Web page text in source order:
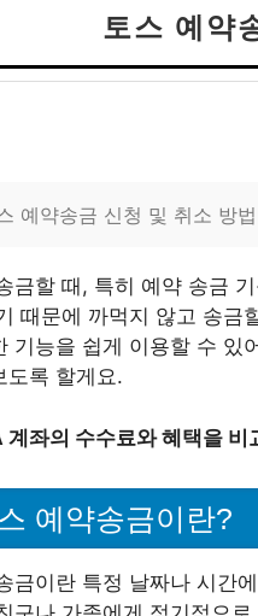
토스 예약
예약송금 신청 및 취소 방
금할 때, 특히 예약 송금
때문에 까먹지 않고 송금
기능을 쉽게 이용할 수 있
도록 할게요.
계좌의 수수료와 혜택을 비
예약송금이란?
금이란 특정 날짜나 시간